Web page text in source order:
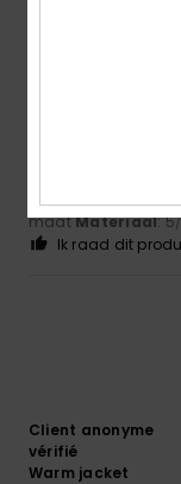
maatMateriaal: 5
Ik raad dit
Client anonyme
vérifié
Warm jacket